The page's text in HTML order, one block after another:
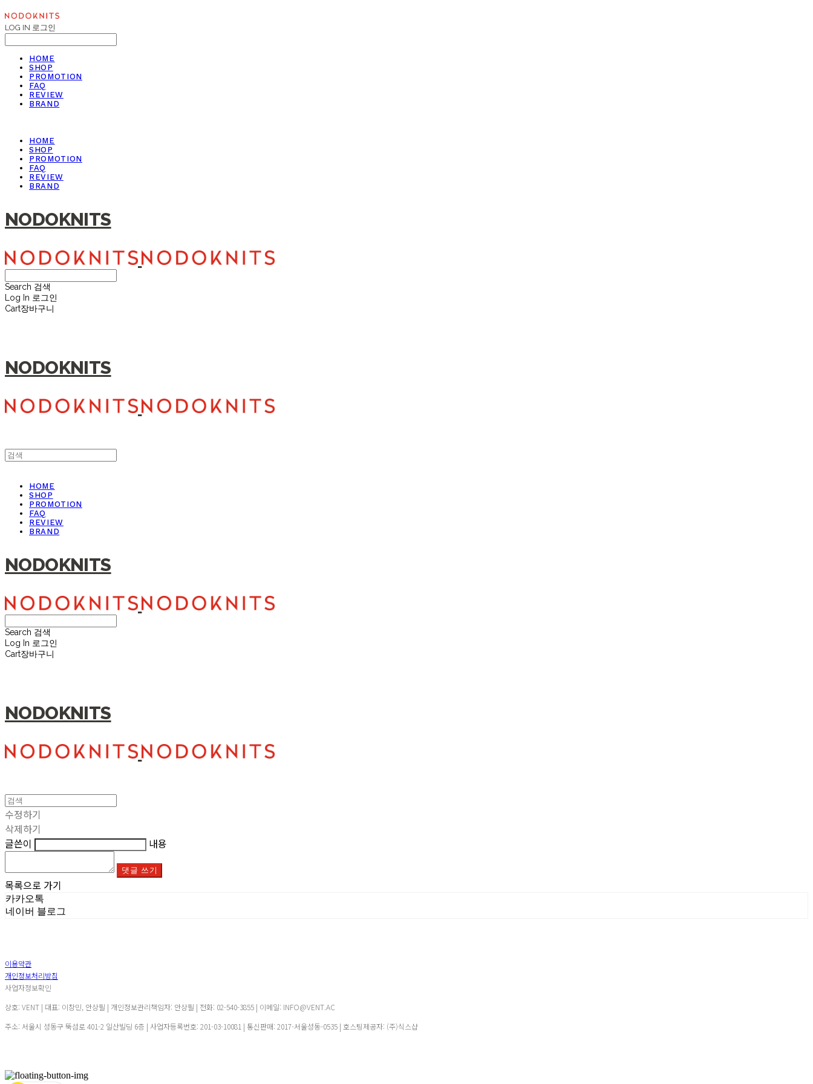
LOG IN 로그인
HOME
SHOP
PROMOTION
FAQ
REVIEW
BRAND
HOME
SHOP
PROMOTION
FAQ
REVIEW
BRAND
NODOKNITS
Search 검색
Log In 로그인
Cart장바구니
NODOKNITS
HOME
SHOP
PROMOTION
FAQ
REVIEW
BRAND
NODOKNITS
Search 검색
Log In 로그인
Cart장바구니
NODOKNITS
수정하기
삭제하기
글쓴이
내용
댓글 쓰기
목록으로 가기
카카오톡
네이버 블로그
이용약관
개인정보처리방침
사업자정보확인
상호: VENT | 대표: 이창민, 안상필 | 개인정보관리책임자: 안상필 | 전화: 02-540-3855 | 이메일: INFO@VENT.AC
주소: 서울시 성동구 뚝섬로 401-2 일산빌딩 6층 | 사업자등록번호: 201-03-10081 | 통신판매: 2017-서울성동-0535 | 호스팅제공자: (주)식스샵